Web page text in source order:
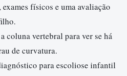
físicos e uma avaliação
coluna vertebral para ver se há
de curvatura.
para escoliose infantil